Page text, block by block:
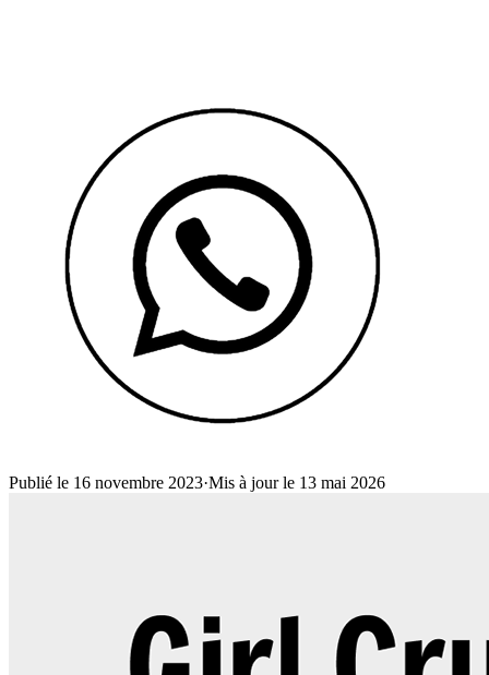
Publié le 16 novembre 2023·Mis à jour le 13 mai 2026